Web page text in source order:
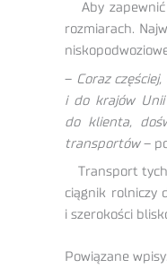
Aby zapewnić
rozmiarach.
– Coraz
i do krajów Unii
do klienta,
transportów–
Transport tych
ciągnik rolniczy
i szerokości
Powiązane wpisy: